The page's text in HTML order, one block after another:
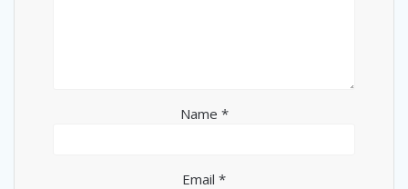
Name *
Email *